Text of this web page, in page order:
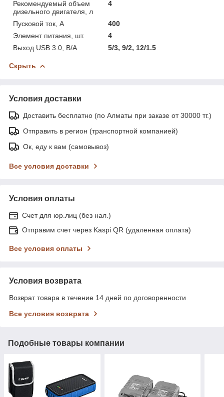
Рекомендуемый объем
дизельного двигателя, л
4
Пусковой ток, A
400
Элемент питания, шт.
4
Выход USB 3.0, В/А
5/3, 9/2, 12/1.5
Скрыть
Условия доставки
Доставить бесплатно (по Алматы при заказе от 30000 тг.)
Отправить в регион (транспортной компанией)
Ок, еду к вам (самовывоз)
Все условия доставки
Условия оплаты
Счет для юр.лиц (без нал.)
Отправим счет через Kaspi QR (удаленная оплата)
Все условия оплаты
Условия возврата
Возврат товара в течение 14 дней по договоренности
Все условия возврата
Подобные товары компании